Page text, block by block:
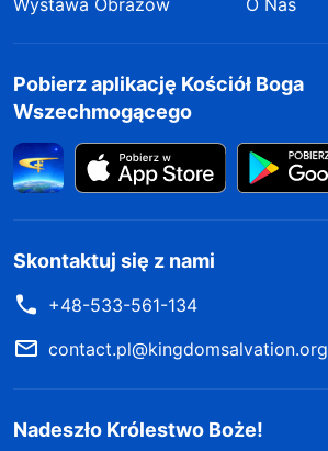
Wystawa Obrazów
O Nas
Pobierz aplikację Kościół Boga
Wszechmogącego
Skontaktuj się z nami
+48-533-561-134
contact.pl@kingdomsalvation.org
Nadeszło Królestwo Boże!